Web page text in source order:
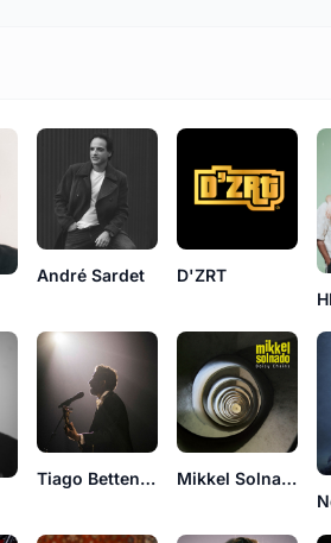
André Sardet
D'ZRT
Tiago Bettencourt
Mikkel Solnado